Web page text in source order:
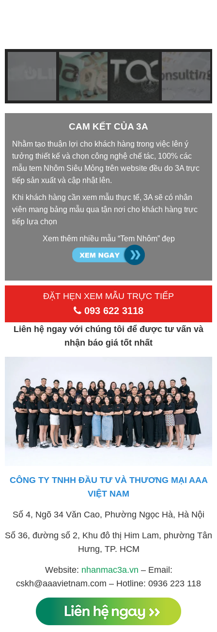
CAM KẾT CỦA 3A
Nhằm tạo thuận lợi cho khách hàng trong việc lên ý
tưởng thiết kế và chọn công nghệ chế tác, 100% các
mẫu tem Nhôm Siêu Mỏng trên website đều do 3A trực
tiếp sản xuất và cập nhật lên.
Khi khách hàng cần xem mẫu thực tế, 3A sẽ có nhân
viên mang bảng mẫu qua tận nơi cho khách hàng trực
tiếp lựa chọn
Xem thêm nhiều mẫu “Tem Nhôm” đẹp
ĐẶT HẸN XEM MẪU TRỰC TIẾP
093 622 3118
Liên hệ ngay với chúng tôi để được tư vấn và
nhận báo giá tốt nhất
CÔNG TY TNHH ĐẦU TƯ VÀ THƯƠNG MẠI AAA
VIỆT NAM
Số 4, Ngõ 34 Văn Cao, Phường Ngọc Hà, Hà Nội
Số 36, đường số 2, Khu đô thị Him Lam, phường Tân
Hưng, TP. HCM
Website: nhanmac3a.vn – Email:
cskh@aaavietnam.com – Hotline: 0936 223 118